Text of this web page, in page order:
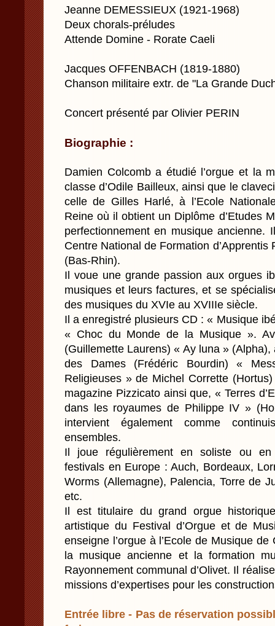
Jeanne DEMESSIEUX (1921-1968)
Deux chorals-préludes
Attende Domine - Rorate Caeli
Jacques OFFENBACH (1819-1880)
Chanson militaire extr. de "La Grande
Concert présenté par Olivier PERIN
Biographie :
Damien Colcomb a étudié l’orgue et la
classe d’Odile Bailleux, ainsi que le
celle de Gilles Harlé, à l’Ecole
Reine où il obtient un Diplôme d’Etudes
perfectionnement en musique ancienne.
Centre National de Formation d’Apprentis
(Bas-Rhin).
Il voue une grande passion aux orgues
musiques et leurs factures, et se
des musiques du XVIe au XVIIIe siècle.
Il a enregistré plusieurs CD : « Musique
« Choc du Monde de la Musique ».
(Guillemette Laurens) « Ay luna » (Alpha),
des Dames (Frédéric Bourdin) «
Religieuses » de Michel Corrette
magazine Pizzicato ainsi que, « Terres
dans les royaumes de Philippe IV »
intervient également comme
ensembles.
Il joue régulièrement en soliste ou en
festivals en Europe : Auch, Bordeaux,
Worms (Allemagne), Palencia, Torre de
etc.
Il est titulaire du grand orgue
artistique du Festival d’Orgue et de
enseigne l’orgue à l’Ecole de Musique
la musique ancienne et la formation
Rayonnement communal d’Olivet. Il
missions d’expertises pour les
Entrée libre - Pas de réservation